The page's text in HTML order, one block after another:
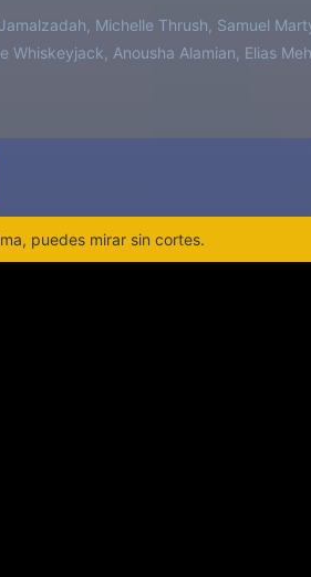
Michelle Thrush, Samuel
Whiskeyjack, Anousha Alamian, Elias
puedes mirar sin cortes.